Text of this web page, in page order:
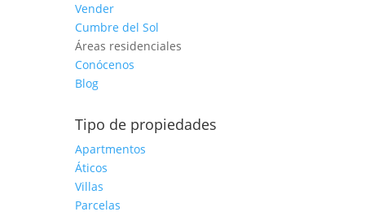
Vender
Cumbre del Sol
Áreas residenciales
Conócenos
Blog
Tipo de propiedades
Apartmentos
Áticos
Villas
Parcelas